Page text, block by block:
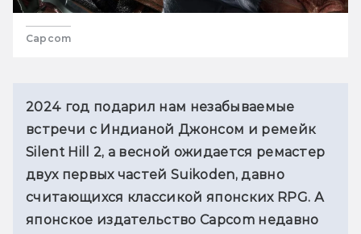
Capcom
2024 год подарил нам незабываемые
встречи с Индианой Джонсом и ремейк
Silent Hill 2, а весной ожидается ремастер
двух первых частей Suikoden, давно
считающихся классикой японских RPG. А
японское издательство Capcom недавно